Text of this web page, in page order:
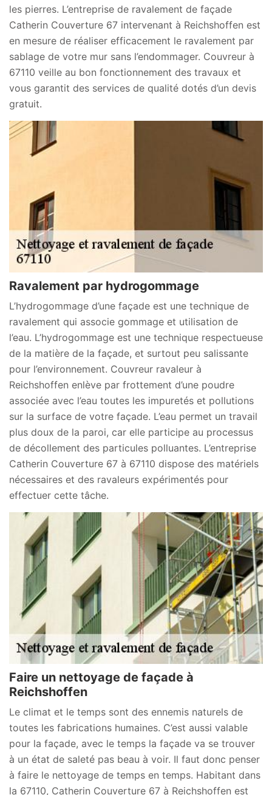
les pierres. L’entreprise de ravalement de façade
Catherin Couverture 67 intervenant à Reichshoffen est
en mesure de réaliser efficacement le ravalement par
sablage de votre mur sans l’endommager. Couvreur à
67110 veille au bon fonctionnement des travaux et
vous garantit des services de qualité dotés d’un devis
gratuit.
Ravalement par hydrogommage
L’hydrogommage d’une façade est une technique de
ravalement qui associe gommage et utilisation de
l’eau. L’hydrogommage est une technique respectueuse
de la matière de la façade, et surtout peu salissante
pour l’environnement. Couvreur ravaleur à
Reichshoffen enlève par frottement d’une poudre
associée avec l’eau toutes les impuretés et pollutions
sur la surface de votre façade. L’eau permet un travail
plus doux de la paroi, car elle participe au processus
de décollement des particules polluantes. L’entreprise
Catherin Couverture 67 à 67110 dispose des matériels
nécessaires et des ravaleurs expérimentés pour
effectuer cette tâche.
Faire un nettoyage de façade à
Reichshoffen
Le climat et le temps sont des ennemis naturels de
toutes les fabrications humaines. C’est aussi valable
pour la façade, avec le temps la façade va se trouver
à un état de saleté pas beau à voir. Il faut donc penser
à faire le nettoyage de temps en temps. Habitant dans
la 67110, Catherin Couverture 67 à Reichshoffen est